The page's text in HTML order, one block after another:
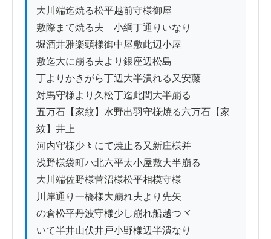
大川端迄焼る松平越前守様御屋
敷際まて焼る夫ゟ小綱丁通りいなり
堀酒井雅楽頭様御中屋敷此辺小屋
敷迄大に崩る夫より銀座辺松島
丁よりかきがら丁辺大半潰れる又安藤
対馬守様より久松丁迄此間大半崩る
五万石【家紋】水野出羽守様焼る六万石【家
紋】井上
河内守様少〻にて焼止る又新庄様并
浅野様袋町ハ北六平太小屋敷大半崩る
大川端佐野様菅沼様松平相模守様
川岸通り一橋様大崩れ夫より先矢
の倉松平丹波守様少し崩れ船越つヾ
いて半井山伏井戸小野様辺半潰なり